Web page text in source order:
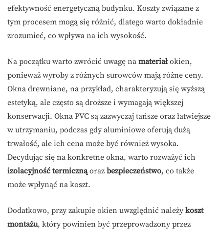
efektywność energetyczną budynku. Koszty związane z
tym procesem mogą się różnić, dlatego warto dokładnie
zrozumieć, co wpływa na ich wysokość.
Na początku warto zwrócić uwagę na materiał okien,
ponieważ wyroby z różnych surowców mają różne ceny.
Okna drewniane, na przykład, charakteryzują się wyższą
estetyką, ale często są droższe i wymagają większej
konserwacji. Okna PVC są zazwyczaj tańsze oraz łatwiejsze
w utrzymaniu, podczas gdy aluminiowe oferują dużą
trwałość, ale ich cena może być również wysoka.
Decydując się na konkretne okna, warto rozważyć ich
izolacyjność termicznąoraz bezpieczeństwo, co także
może wpłynąć na koszt.
Dodatkowo, przy zakupie okien uwzględnić należy koszt
montażu, który powinien być przeprowadzony przez